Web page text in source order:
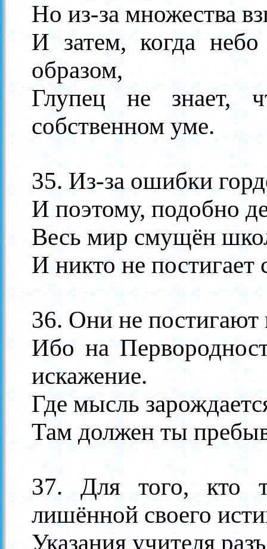
Но из-за множества
И затем, когда
образом,
Глупец не знает,
собственном уме.
35. Из-за ошибки
И поэтому, подобно
Весь мир смущён
И никто не
36. Они не постигают
Ибо на
искажение.
Где мысль
Там должен ты
37. Для того, кто
лишённой своего
Указания учителя